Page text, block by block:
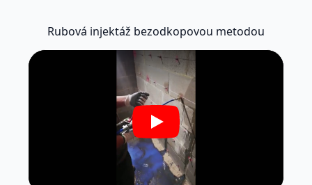
Rubová injektáž bezodkopovou metodou
Play